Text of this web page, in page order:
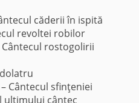
căderii în ispită
revoltei robilor
rostogolirii
Cântecul sfinţeniei
ultimului cântec